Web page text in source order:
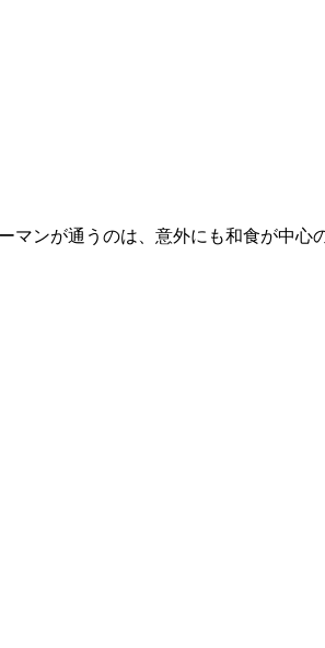
ンが通うのは、意外にも和食が中心